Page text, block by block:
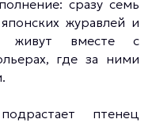
сразу семь
журавлей и
живут вместе с
где за ними
птенец